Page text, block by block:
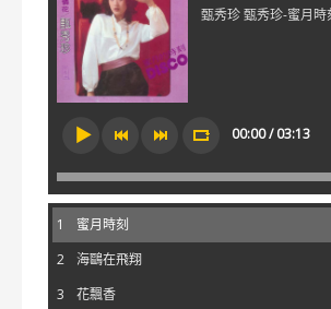
甄秀珍 甄秀珍-蜜月
00:00 / 03:13
1
蜜月時刻
2
海鷗在飛翔
3
花飄香